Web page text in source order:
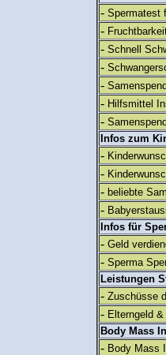
- Spermatest
-
- Schnell
-
-
- Hilfsmittel
-
Infos zum
-
-
- beliebte
-
Infos für
- Geld
- Sperma
Leistungen
- Zuschüsse
- Elterngeld
Body Mass
- Body Mass